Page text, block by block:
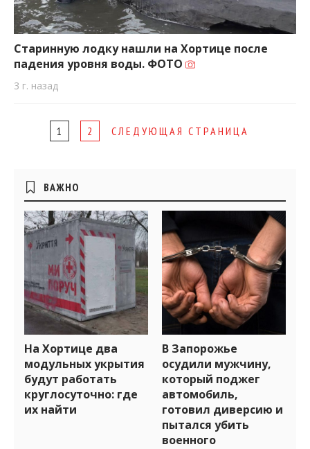
Старинную лодку нашли на Хортице после
падения уровня воды. ФОТО
3 г. назад
1 2 СЛЕДУЮЩАЯ СТРАНИЦА
Боковые
виджеты
ВАЖНО
На Хортице два
модульных укрытия
будут работать
круглосуточно: где
их найти
В Запорожье
осудили мужчину,
который поджег
автомобиль,
готовил диверсию и
пытался убить
военного